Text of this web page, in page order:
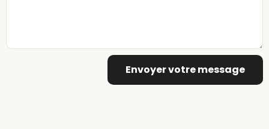
Envoyer votre message